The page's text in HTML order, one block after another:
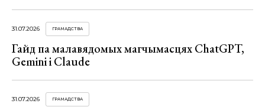
31.07.2026 ГРАМАДСТВА
Гайд па малавядомых магчымасцях ChatGPT,
Gemini і Claude
31.07.2026 ГРАМАДСТВА